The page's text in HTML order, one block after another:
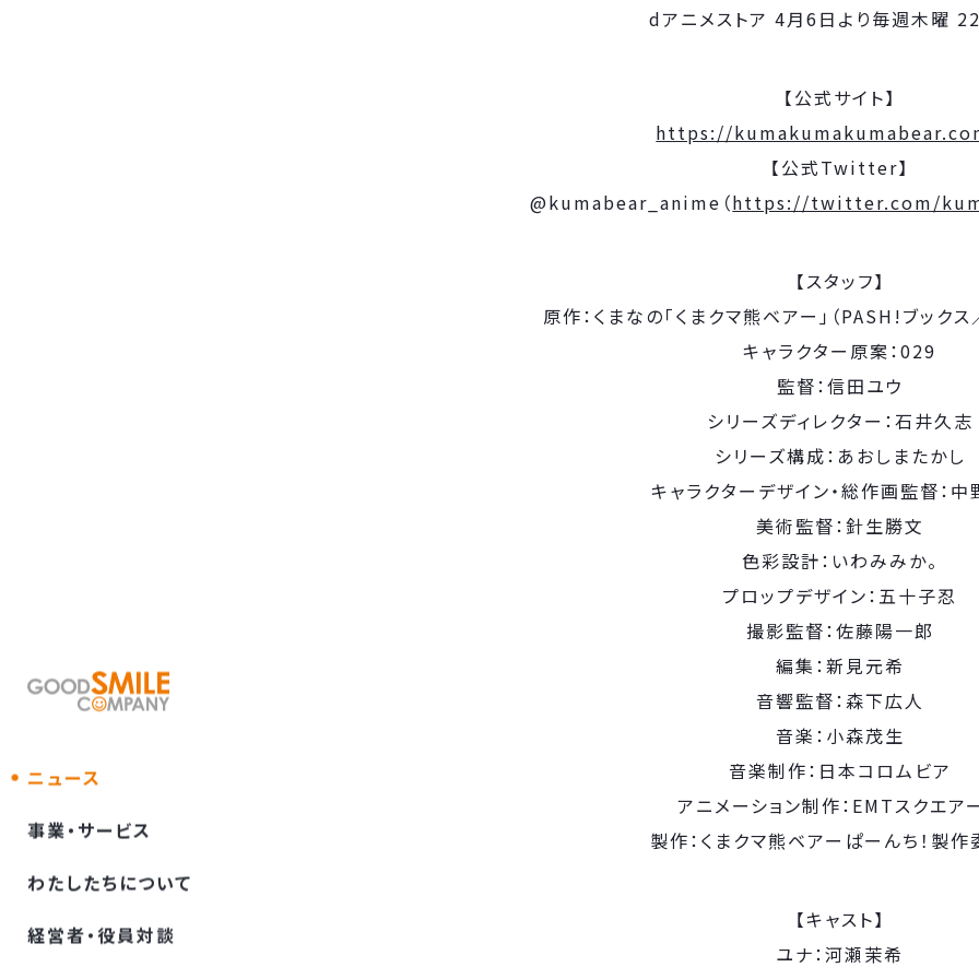
ニュース
事業・サービス
わたしたちについて
経営者・役員対談
dアニメストア 4月6日より毎週木曜
【公式サイト】
https://
【公式Twitter】
@kumabear_anime（https://twitter.com/
【スタッフ】
原作：くまなの「くまクマ熊ベアー」（PASH!ブック
キャラクター原案：029
監督：信田ユウ
シリーズディレクター：石井久志
シリーズ構成：あおしまたかし
キャラクターデザイン・総作画監督：
美術監督：針生勝文
色彩設計：いわみみか。
プロップデザイン：五十子忍
撮影監督：佐藤陽一郎
編集：新見元希
音響監督：森下広人
音楽：小森茂生
音楽制作：日本コロムビア
アニメーション制作：EMTスクエア
製作：くまクマ熊ベアーぱーんち！製
【キャスト】
ユナ：河瀬茉希